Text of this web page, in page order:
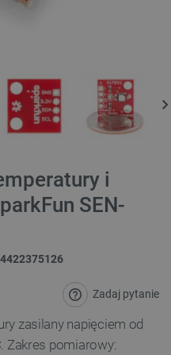
i
SEN-
Zadaj pytanie
zasilany napięciem od
Zakres pomiarowy: